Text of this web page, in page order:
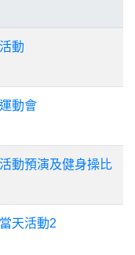
動
動會
動預演及健身操比
天活動2